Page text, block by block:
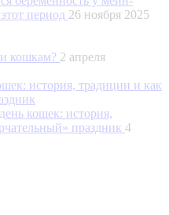
период 26 ноября 2025
кошкам? 2 апреля
кошек: история,
праздник 4